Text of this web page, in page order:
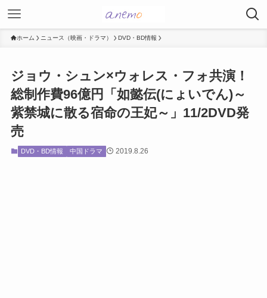
ホーム ニュース（映画・ドラマ） DVD・BD情報
ジョウ・シュン×ウォレス・フォ共演！
総制作費96億円「如懿伝(にょいでん)～
紫禁城に散る宿命の王妃～」11/2DVD発
売
DVD・BD情報 中国ドラマ 2019.8.26